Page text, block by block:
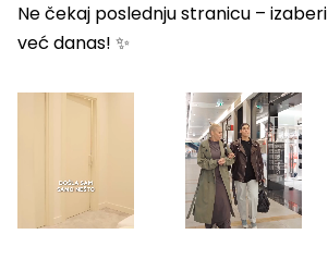
Ne čekaj poslednju stranicu –
već danas! ✨